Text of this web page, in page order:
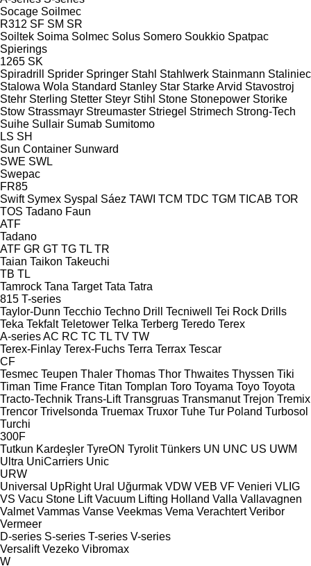
Socage Soilmec
R312 SF SM SR
Soiltek Soima Solmec Solus Somero Soukkio Spatpac
Spierings
1265 SK
Spiradrill
Sprider Springer Stahl Stahlwerk Stainmann Staliniec
Stalowa Wola Standard Stanley Star Starke Arvid Stavostroj
Stehr Sterling Stetter Steyr Stihl Stone Stonepower Storike
Stow Strassmayr Streumaster Striegel Strimech Strong-Tech
Suihe Sullair Sumab Sumitomo
LS SH
Sun Container Sunward
SWE SWL
Swepac
FR85
Swift Symex Syspal Sáez TAWI TCM TDC TGM TICAB TOR
TOS Tadano Faun
ATF
Tadano
ATF GR GT TG TL TR
Taian Taikon Takeuchi
TB TL
Tamrock Tana Target Tata Tatra
815 T-series
Taylor-Dunn Tecchio Techno Drill Tecniwell
Tei Rock Drills
Teka Tekfalt Teletower Telka Terberg Teredo Terex
A-seriesAC RC TC TL TV TW
Terex-Finlay Terex-Fuchs Terra Terrax Tescar
CF
Tesmec Teupen Thaler Thomas Thor Thwaites Thyssen Tiki
Timan Time France Titan Tomplan Toro Toyama Toyo Toyota
Tracto-Technik Trans-Lift Transgruas Transmanut Trejon Tremix
Trencor Trivelsonda Truemax Truxor Tuhe Tur Poland Turbosol
Turchi
300F
Tutkun Kardeşler TyreON Tyrolit Tünkers UN UNC US UWM
Ultra UniCarriers Unic
URW
Universal UpRight Ural Uğurmak VDW VEB VF Venieri VLIG
VS Vacu Stone Lift Vacuum Lifting Holland Valla Vallavagnen
Valmet Vammas Vanse Veekmas Vema Verachtert Veribor
Vermeer
D-series S-series T-series V-series
Versalift Vezeko Vibromax
W